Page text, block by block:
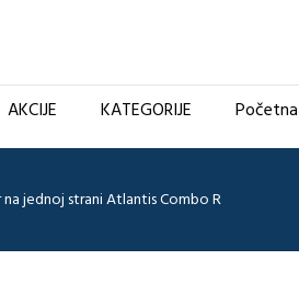
AKCIJE KATEGORIJE Početna
jednoj strani Atlantis Combo R